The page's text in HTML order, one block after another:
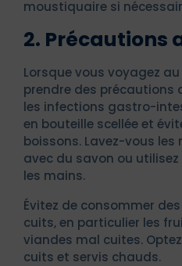
moustiquaire si
2. Précautions
Lorsque vous voyagez
prendre des précautions
les infections gastro-
en bouteille scellée et
boissons. Lavez-vous
avec du savon ou
les mains.
Évitez de consommer
cuits, en particulier les
viandes mal cuites.
cuits et servis chauds.